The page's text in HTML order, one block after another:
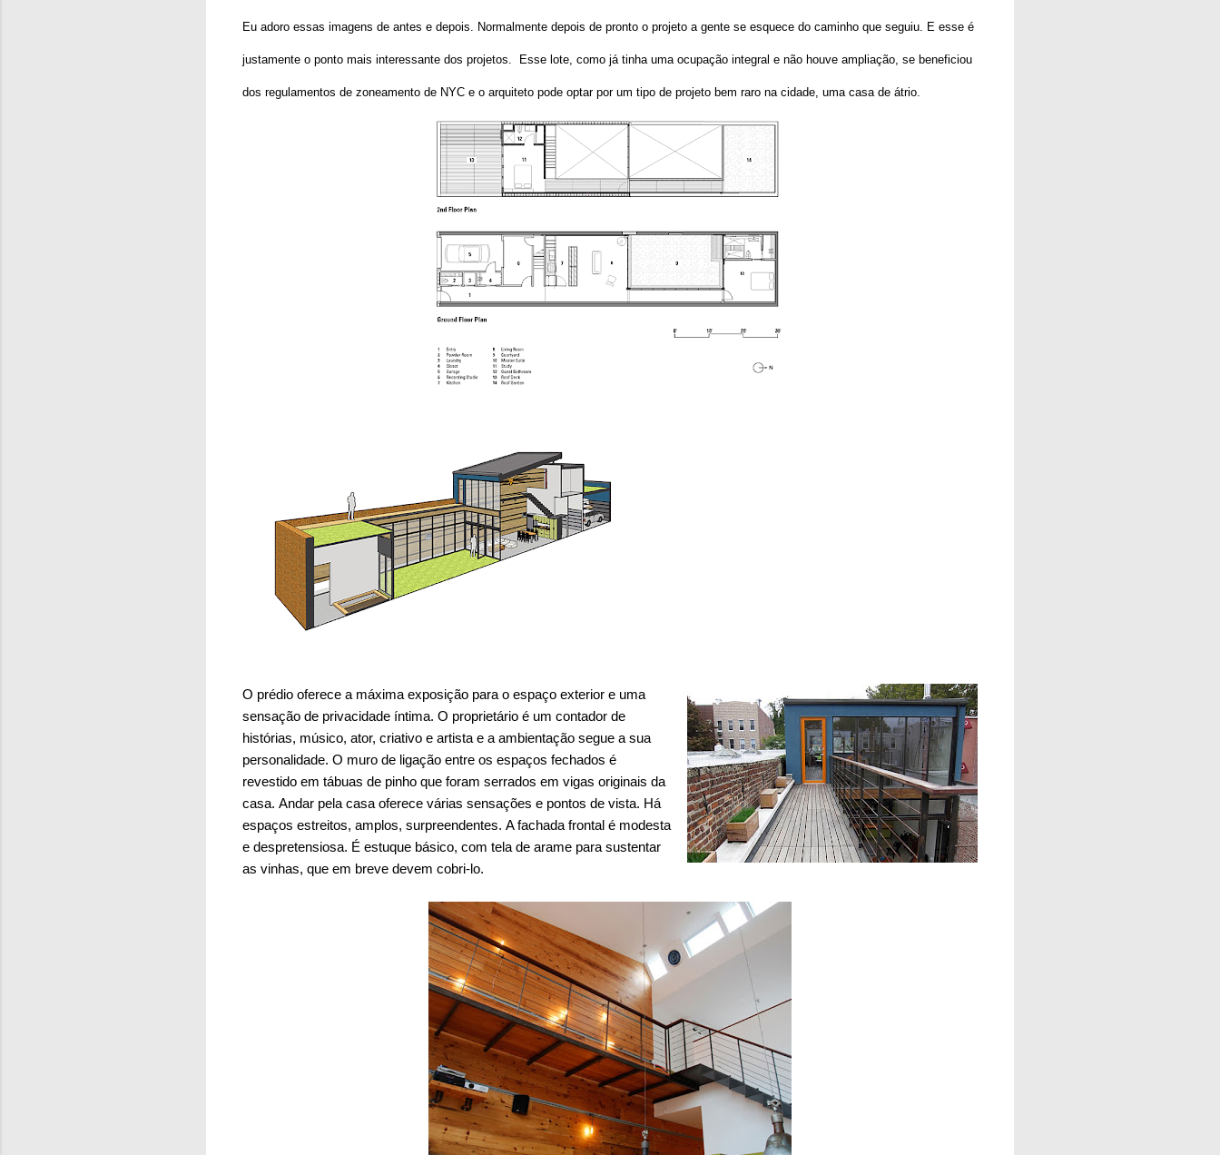
Eu adoro essas imagens de antes e depois. Normalmente depois de pronto o projeto a gente se esquece do caminho que seguiu. E esse é
justamente o ponto mais interessante dos projetos. Esse lote, como já tinha uma ocupação integral e não houve ampliação, se beneficiou
dos regulamentos de zoneamento de NYC e o arquiteto pode optar por um tipo de projeto bem raro na cidade, uma casa de átrio.
O prédio oferece a máxima exposição para o espaço exterior e uma
sensação de privacidade íntima. O proprietário é um contador de
histórias, músico, ator, criativo e artista e a ambientação segue a sua
personalidade. O muro de ligação entre os espaços fechados é
revestido em tábuas de pinho que foram serrados em vigas originais da
casa. Andar pela casa oferece várias sensações e pontos de vista. Há
espaços estreitos, amplos, surpreendentes. A fachada frontal é modesta
e despretensiosa. É estuque básico, com tela de arame para sustentar
as vinhas, que em breve devem cobri-lo.